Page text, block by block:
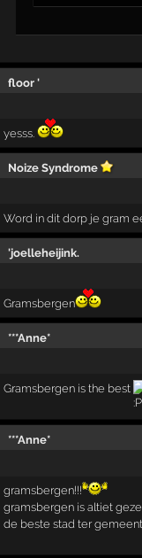
floor '
yesss.
Noize Syndrome
Word in dit dorp je gram
'joelleheijink.
Gramsbergen
***Anne*
Gramsbergen is the best
***Anne*
gramsbergen!!!
gramsbergen is altiet
de beste stad ter